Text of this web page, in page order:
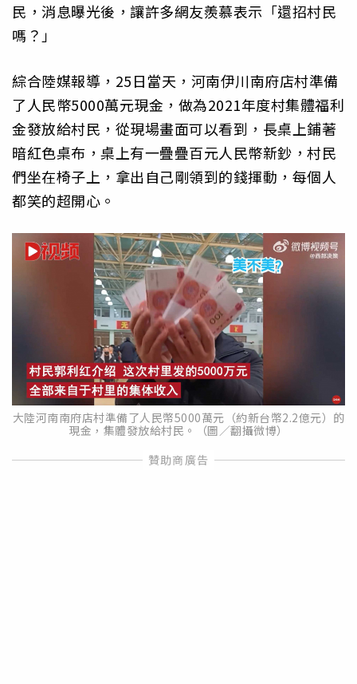
民，消息曝光後，讓許多網友羨慕表示「還招村民
嗎？」
綜合陸媒報導，25日當天，河南伊川南府店村準備
了人民幣5000萬元現金，做為2021年度村集體福利
金發放給村民，從現場畫面可以看到，長桌上鋪著
暗紅色桌布，桌上有一疊疊百元人民幣新鈔，村民
們坐在椅子上，拿出自己剛領到的錢揮動，每個人
都笑的超開心。
大陸河南南府店村準備了人民幣5000萬元（約新台幣2.2億元）的
現金，集體發放給村民。（圖／翻攝微博）